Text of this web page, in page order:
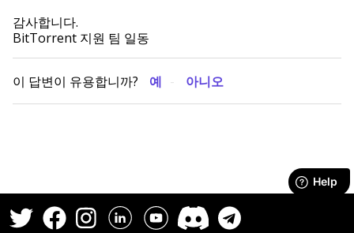
감사합니다.
BitTorrent 지원 팀 일동
이 답변이 유용합니까? 예 아니오